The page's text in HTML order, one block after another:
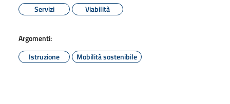
Servizi
Viabilità
Argomenti:
Istruzione
Mobilità sostenibile